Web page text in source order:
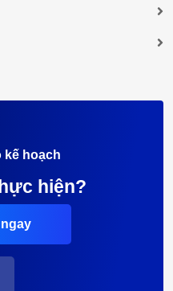
kế hoạch
hiện?